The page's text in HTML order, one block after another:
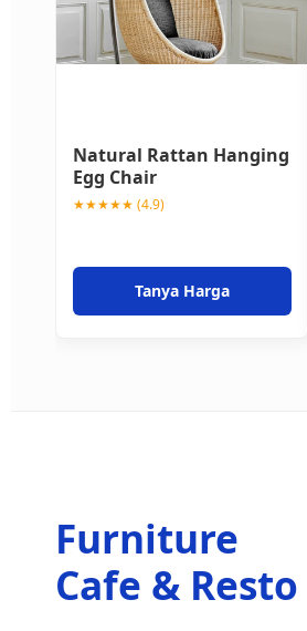
Natural Rattan Hanging
Egg Chair
★★★★★ (4.9)
Tanya Harga
Furniture
Cafe & Resto